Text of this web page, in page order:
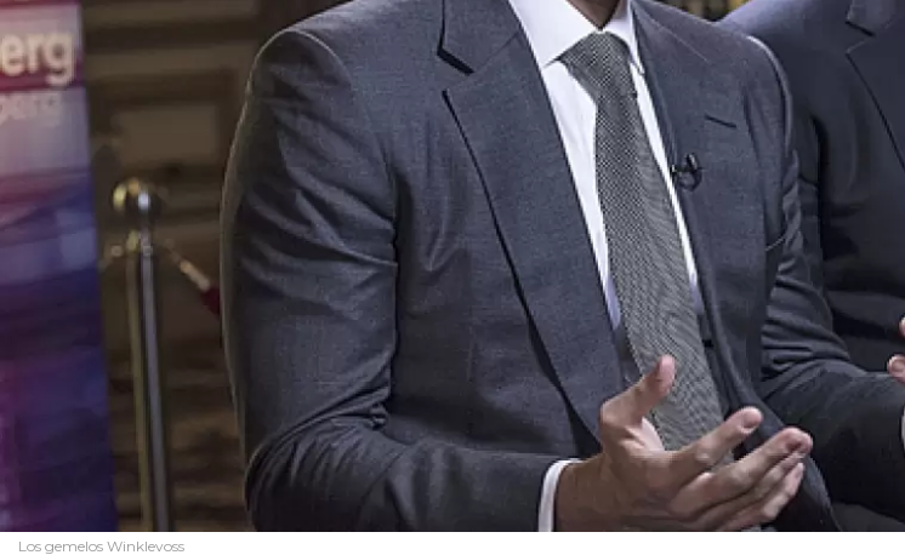
Los gemelos Winklevoss